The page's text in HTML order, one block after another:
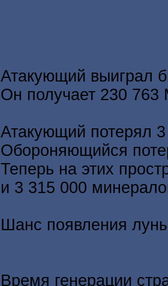
Атакующий выиграл
Он получает 230
Атакующий потерял
Обороняющийся
Теперь на этих
и 3 315 000
Шанс появления
Время генерации